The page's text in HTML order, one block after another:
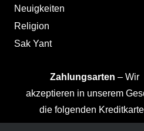
Neuigkeiten
Religion
Sak Yant
Zahlungsarten – Wir
akzeptieren in unserem
die folgenden